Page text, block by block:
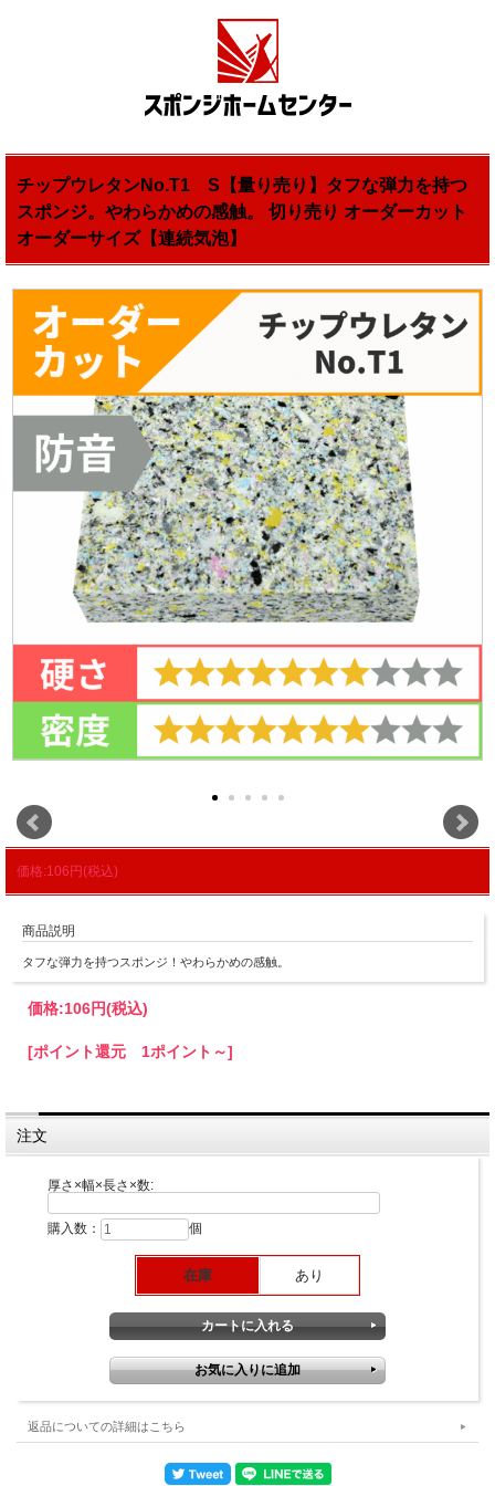
チップウレタンNo.T1 S【量り売り】タフな弾力を持つ
スポンジ。やわらかめの感触。 切り売り オーダーカット
オーダーサイズ【連続気泡】
価格:106円(税込)
商品説明
タフな弾力を持つスポンジ！やわらかめの感触。
価格:106円(税込)
[ポイント還元 1ポイント～]
注文
厚さ×幅×長さ×数:
購入数： 個
在庫 あり
返品についての詳細はこちら